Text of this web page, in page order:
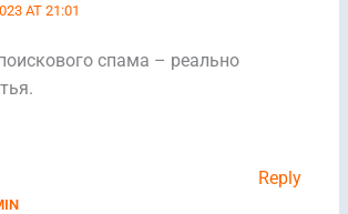
AT 21:01
спама – реально
Reply